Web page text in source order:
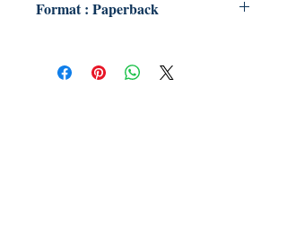
Format : Paperback